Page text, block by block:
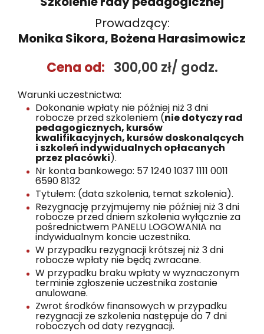
Prowadzący:
Monika Sikora, Bożena Harasimowicz
Cena od: 300,00 zł/ godz.
Warunki uczestnictwa:
Dokonanie wpłaty nie później niż 3 dni
robocze przed szkoleniem (nie dotyczy rad
pedagogicznych, kursów
kwalifikacyjnych, kursów doskonalących
i szkoleń indywidualnych opłacanych
przez placówki).
Nr konta bankowego: 57 1240 1037 1111 0011
6590 8132
Tytułem: (data szkolenia, temat szkolenia).
Rezygnację przyjmujemy nie później niż 3 dni
robocze przed dniem szkolenia wyłącznie za
pośrednictwem PANELU LOGOWANIA na
indywidualnym koncie uczestnika.
W przypadku rezygnacji krótszej niż 3 dni
robocze wpłaty nie będą zwracane.
W przypadku braku wpłaty w wyznaczonym
terminie zgłoszenie uczestnika zostanie
anulowane.
Zwrot środków finansowych w przypadku
rezygnacji ze szkolenia następuje do 7 dni
roboczych od daty rezygnacji.